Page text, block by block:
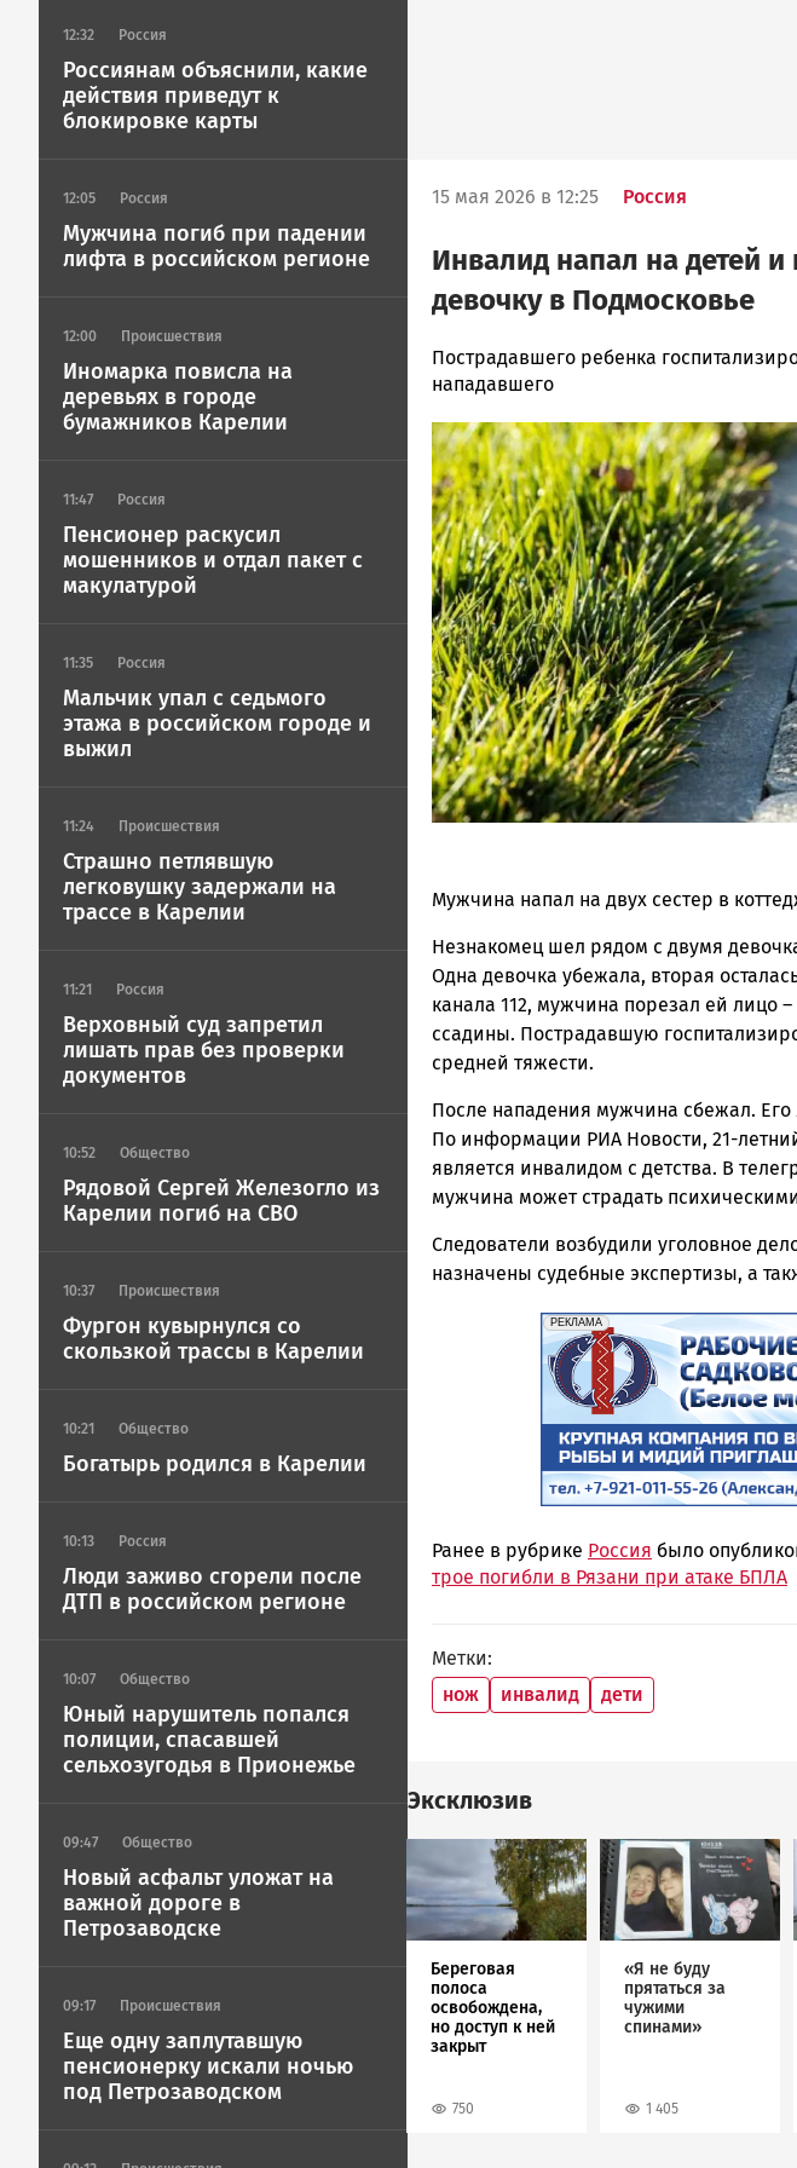
12:32 Россия
Россиянам объяснили, какие
действия приведут к
блокировке карты
12:05 Россия
Мужчина погиб при падении
лифта в российском регионе
12:00 Происшествия
Иномарка повисла на
деревьях в городе
бумажников Карелии
11:47 Россия
Пенсионер раскусил
мошенников и отдал пакет с
макулатурой
11:35 Россия
Мальчик упал с седьмого
этажа в российском городе и
выжил
11:24 Происшествия
Страшно петлявшую
легковушку задержали на
трассе в Карелии
11:21 Россия
Верховный суд запретил
лишать прав без проверки
документов
10:52 Общество
Рядовой Сергей Железогло из
Карелии погиб на СВО
10:37 Происшествия
Фургон кувырнулся со
скользкой трассы в Карелии
10:21 Общество
Богатырь родился в Карелии
10:13 Россия
Люди заживо сгорели после
ДТП в российском регионе
10:07 Общество
Юный нарушитель попался
полиции, спасавшей
сельхозугодья в Прионежье
09:47 Общество
Новый асфальт уложат на
важной дороге в
Петрозаводске
09:17 Происшествия
Еще одну заплутавшую
пенсионерку искали ночью
под Петрозаводском
15 мая 2026 в 12:25 Россия
Инвалид напал на детей
девочку в Подмосковье
Корректор
Новости
и
Карелии
|
Петрозаводск
ГОВОРИТ
Пострадавшего ребенка
нападавшего
Image
Мужчина напал на двух сестер в
Незнакомец шел рядом с двумя
Одна девочка убежала, вторая
канала 112, мужчина порезал ей лицо
ссадины. Пострадавшую
средней тяжести.
После нападения мужчина сбежал.
По информации РИА Новости, 21-
является инвалидом с детства. В
мужчина может страдать
Следователи возбудили уголовное
назначены судебные экспертизы, а
erid: 2SDnjf467GP
РЕКЛАМА
Реклама
Ранее в рубрике Россия было
трое погибли в Рязани при атаке БПЛА
Метки
нож
инвалид дети
Эксклюзив
Береговая
полоса
освобождена,
но доступ к ней
закрыт
750
Image
«Я не буду
прятаться за
чужими
спинами»
1 405